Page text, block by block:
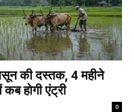
की दस्तक, 4 महीने
कब होगी एंट्री
0